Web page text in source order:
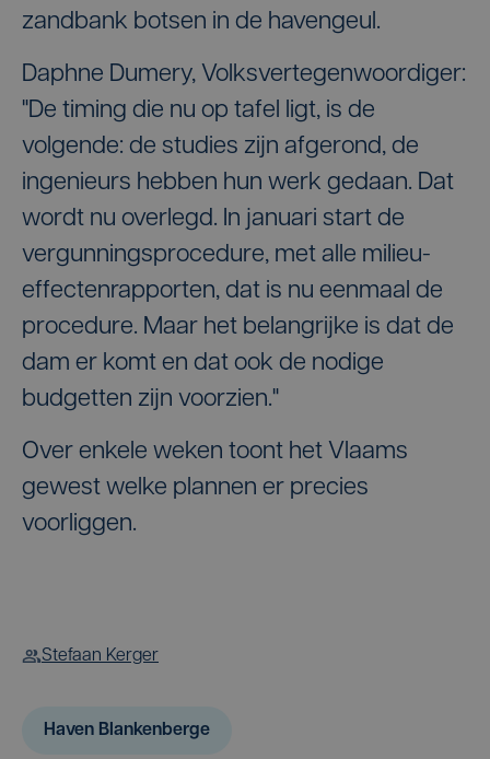
zandbank botsen in de havengeul.
Daphne Dumery, Volksvertegenwoordiger:
"De timing die nu op tafel ligt, is de
volgende: de studies zijn afgerond, de
ingenieurs hebben hun werk gedaan. Dat
wordt nu overlegd. In januari start de
vergunningsprocedure, met alle milieu-
effectenrapporten, dat is nu eenmaal de
procedure. Maar het belangrijke is dat de
dam er komt en dat ook de nodige
budgetten zijn voorzien."
Over enkele weken toont het Vlaams
gewest welke plannen er precies
voorliggen.
Stefaan Kerger
Haven Blankenberge